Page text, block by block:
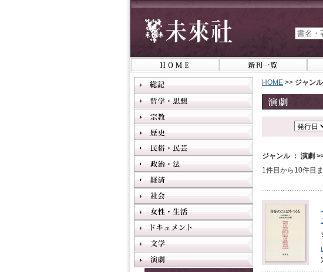
HOME >> ジャンル
ジャンル ： 演劇
1件目から10件目